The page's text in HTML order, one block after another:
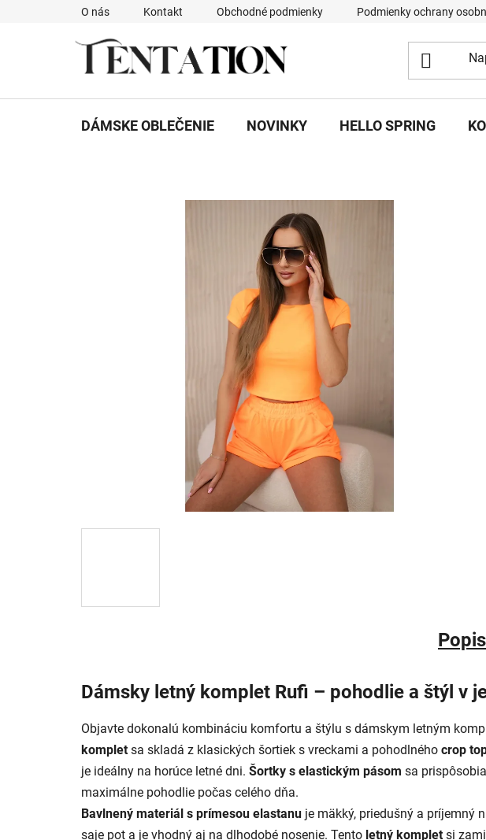
O nás Kontakt Obchodné podmienky Podmienky ochrany
DÁMSKE OBLEČENIE NOVINKY HELLO SPRING
Popis
Dámsky letný komplet Rufi – pohodlie a štýl v
Objavte dokonalú kombináciu komfortu a štýlu s dámskym letným
komplet sa skladá z klasických šortiek s vreckami a pohodlného crop
je ideálny na horúce letné dni. Šortky s elastickým pásom sa
maximálne pohodlie počas celého dňa.
Bavlnený materiál s prímesou elastanu je mäkký, priedušný a príjemný
saje pot a je vhodný aj na dlhodobé nosenie. Tento letný komplet si